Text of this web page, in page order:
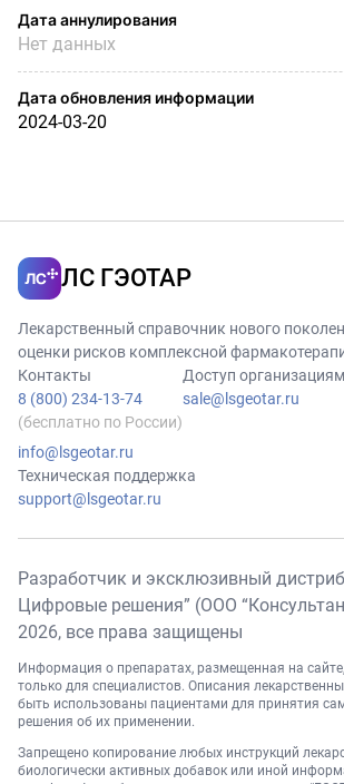
Дата аннулирования
Нет данных
Дата обновления информации
2024-03-20
ЛС ГЭОТАР
Лекарственный справочник нового
оценки рисков комплексной
Контакты
8 (800) 234-13-74
(бесплатно по России)
info@lsgeotar.ru
Доступ организациям
sale@lsgeotar.ru
Техническая поддержка
support@lsgeotar.ru
Разработчик и эксклюзивный
Цифровые решения” (ООО
2026, все права защищены
Информация о препаратах, размещенная на
только для специалистов. Описания
быть использованы пациентами для принятия
решения об их применении.
Запрещено копирование любых инструкций
биологически активных добавок или иной